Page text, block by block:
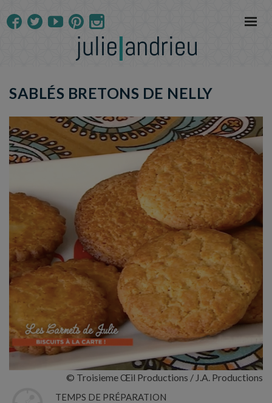
SABLÉS BRETONS DE NELLY
© Troisieme Œil Productions / J.A. Productions
TEMPS DE PRÉPARATION